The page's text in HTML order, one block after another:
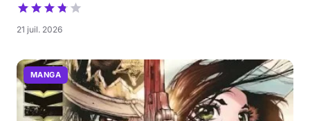
21 juil. 2026
MANGA